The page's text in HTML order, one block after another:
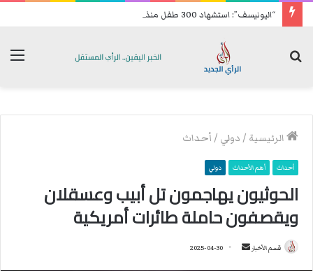
“اليونيسف”: استشهاد 300 طفل منذ إعلان وقف إطلاق النار في غزة
الرئيسية /دولي /أحداث
أحداث أهم الأحداث دولي
الحوثيون يهاجمون تل أبيب وعسقلان
ويقصفون حاملة طائرات أمريكية
قسم الأخبار 2025-04-30